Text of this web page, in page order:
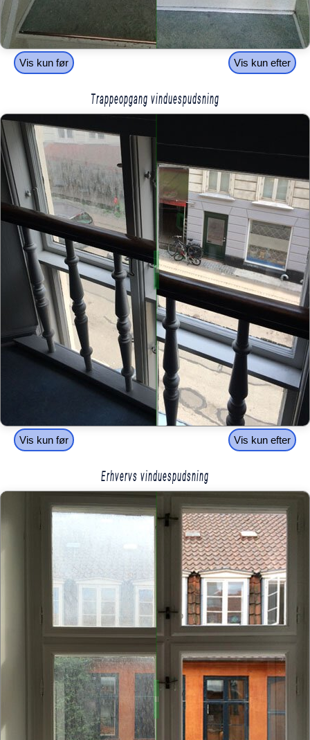
Vis kun før Vis kun efter
Trappeopgang vinduespudsning
Vis kun før Vis kun efter
Erhvervs vinduespudsning